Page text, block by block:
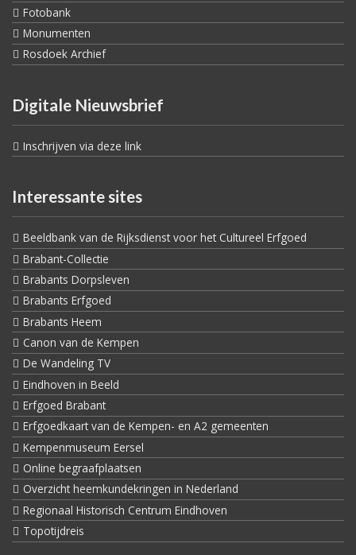
Fotobank
Monumenten
Rosdoek Archief
Digitale Nieuwsbrief
Inschrijven via deze link
Interessante sites
Beeldbank van de Rijksdienst voor het Cultureel Erfgoed
Brabant-Collectie
Brabants Dorpsleven
Brabants Erfgoed
Brabants Heem
Canon van de Kempen
De Wandeling TV
Eindhoven in Beeld
Erfgoed Brabant
Erfgoedkaart van de Kempen- en A2 gemeenten
Kempenmuseum Eersel
Online begraafplaatsen
Overzicht heemkundekringen in Nederland
Regionaal Historisch Centrum Eindhoven
Topotijdreis